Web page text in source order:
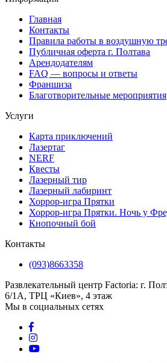
Главная
Контакты
Правила работы в воздушную
Публичная оферта г. Полтава
Арендодателям
FAQ — вопросы и ответы
Франшиза
Благотворительные мероприятия
Услуги
Карта приключений
Лазертаг
NERF
Квесты
Лазерный тир
Лазерный лабиринт
Хоррор-игра Прятки
Хоррор-игра Прятки. Ночь у
Кнопочный бой
Контакты
(093)8663358
Развлекательный центр Factoria: г.
6/1А, ТРЦ «Киев», 4 этаж
Мы в социальных сетях